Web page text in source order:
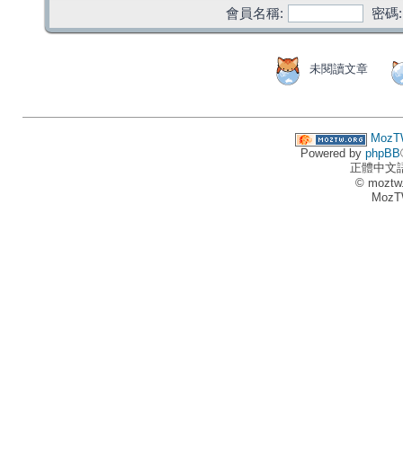
會員名稱:
密碼:
未閱讀文章
Powered by phpBB
正體中文
©